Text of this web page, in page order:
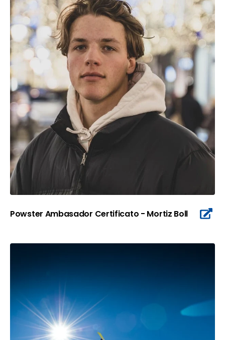
Powster Ambasador Certificato - Mortiz Boll